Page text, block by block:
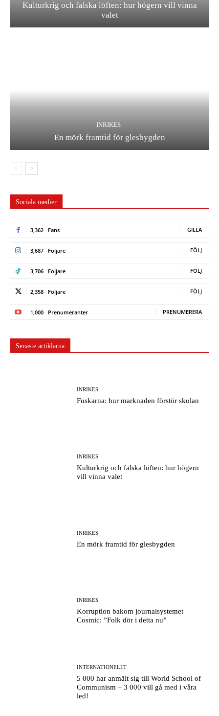
Kulturkrig och falska löften: hur högern vill vinna
valet
INRIKES
En mörk framtid för glesbygden
Sociala medier
3,362 Fans GILLA
3,687 Följare FÖLJ
3,706 Följare FÖLJ
2,358 Följare FÖLJ
1,000 Prenumeranter PRENUMERERA
Senaste artiklarna
INRIKES
Fuskarna: hur marknaden förstör skolan
INRIKES
Kulturkrig och falska löften: hur högern
vill vinna valet
INRIKES
En mörk framtid för glesbygden
INRIKES
Korruption bakom journalsystemet
Cosmic: ”Folk dör i detta nu”
INTERNATIONELLT
5 000 har anmält sig till World School of
Communism – 3 000 vill gå med i våra
led!